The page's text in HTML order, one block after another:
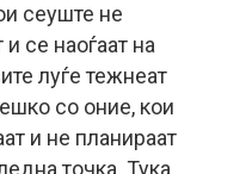
сеуште не
се наоѓаат на
луѓе тежнеат
со оние, кои
и не планираат
точка. Тука